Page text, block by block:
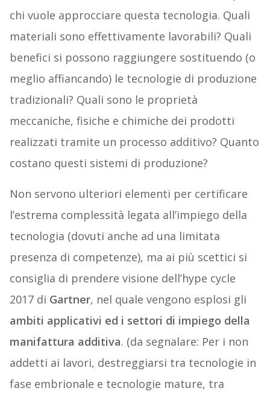
chi vuole approcciare questa tecnologia. Quali
materiali sono effettivamente lavorabili? Quali
benefici si possono raggiungere sostituendo (o
meglio affiancando) le tecnologie di produzione
tradizionali? Quali sono le proprietà
meccaniche, fisiche e chimiche dei prodotti
realizzati tramite un processo additivo? Quanto
costano questi sistemi di produzione?
Non servono ulteriori elementi per certificare
l’estrema complessità legata all’impiego della
tecnologia (dovuti anche ad una limitata
presenza di competenze), ma ai più scettici si
consiglia di prendere visione dell’hype cycle
2017 di Gartner, nel quale vengono esplosi gli
ambiti applicativi ed i settori di impiego della
manifattura additiva. (da segnalare: Per i non
addetti ai lavori, destreggiarsi tra tecnologie in
fase embrionale e tecnologie mature, tra